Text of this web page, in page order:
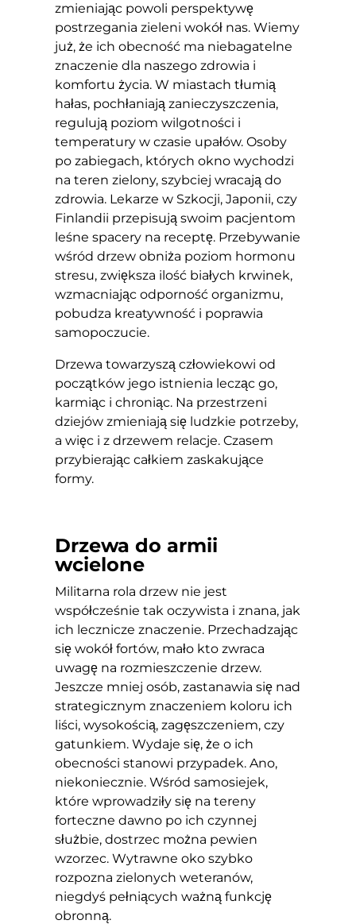
zmieniając powoli perspektywę
postrzegania zieleni wokół nas. Wiemy
już, że ich obecność ma niebagatelne
znaczenie dla naszego zdrowia i
komfortu życia. W miastach tłumią
hałas, pochłaniają zanieczyszczenia,
regulują poziom wilgotności i
temperatury w czasie upałów. Osoby
po zabiegach, których okno wychodzi
na teren zielony, szybciej wracają do
zdrowia. Lekarze w Szkocji, Japonii, czy
Finlandii przepisują swoim pacjentom
leśne spacery na receptę. Przebywanie
wśród drzew obniża poziom hormonu
stresu, zwiększa ilość białych krwinek,
wzmacniając odporność organizmu,
pobudza kreatywność i poprawia
samopoczucie.
Drzewa towarzyszą człowiekowi od
początków jego istnienia lecząc go,
karmiąc i chroniąc. Na przestrzeni
dziejów zmieniają się ludzkie potrzeby,
a więc i z drzewem relacje. Czasem
przybierając całkiem zaskakujące
formy.
Drzewa do armii
wcielone
Militarna rola drzew nie jest
współcześnie tak oczywista i znana, jak
ich lecznicze znaczenie. Przechadzając
się wokół fortów, mało kto zwraca
uwagę na rozmieszczenie drzew.
Jeszcze mniej osób, zastanawia się nad
strategicznym znaczeniem koloru ich
liści, wysokością, zagęszczeniem, czy
gatunkiem. Wydaje się, że o ich
obecności stanowi przypadek. Ano,
niekoniecznie. Wśród samosiejek,
które wprowadziły się na tereny
forteczne dawno po ich czynnej
służbie, dostrzec można pewien
wzorzec. Wytrawne oko szybko
rozpozna zielonych weteranów,
niegdyś pełniących ważną funkcję
obronną.